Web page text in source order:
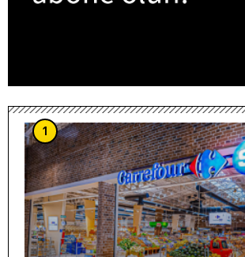
1